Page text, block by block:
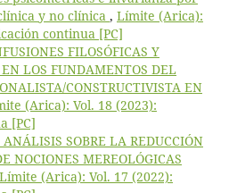
y no clínica , Límite (Arica):
continua [PC]
FILOSÓFICAS Y
LOS FUNDAMENTOS DEL
CONSTRUCTIVISTA EN
(Arica): Vol. 18 (2023):
[PC]
SOBRE LA REDUCCIÓN
NOCIONES MEREOLÓGICAS
Límite (Arica): Vol. 17 (2022):